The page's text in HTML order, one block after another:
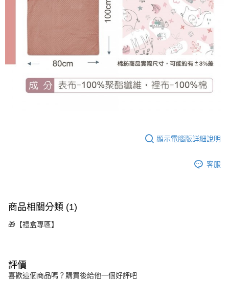
顯示電腦版詳細說明
客服
商品相關分類 (1)
🎁【禮盒專區】
評價
喜歡這個商品嗎？購買後給他一個好評吧